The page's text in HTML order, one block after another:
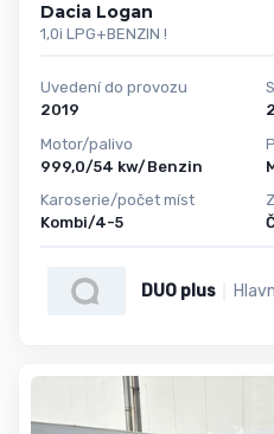
Dacia Logan
1,0i LPG+BENZIN !
Uvedení do provozu
2019
Motor/palivo
999,0/54 kw/Benzin
Karoserie/počet míst
Kombi/4-5
DUO plus